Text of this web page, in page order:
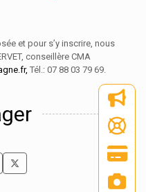
et pour s’y inscrire, nous
conseillère CMA
Tél.: 07 88 03 79 69.